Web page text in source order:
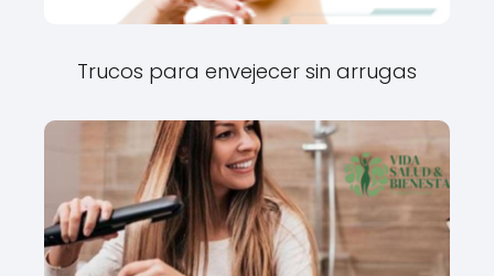
Trucos para envejecer sin arrugas